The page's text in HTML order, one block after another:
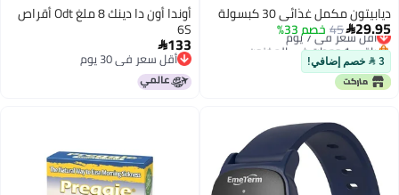
ديابيتون مكمل غذائي 30 كبسولة
29.95
45 خصم 33%أقل سعر في 7 يوم
باقي 1 وحدات في المخزون
أقل سعر في 7 يوم3  خصم إضافي!
أوندا أون دا دينك 8 ملغ Odt أقراص
6S
133
أقل سعر في 30 يوم
أقل سعر في 30 يوم